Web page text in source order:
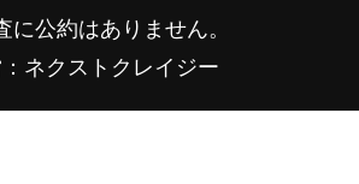
に公約はありません。
ネクストクレイジー